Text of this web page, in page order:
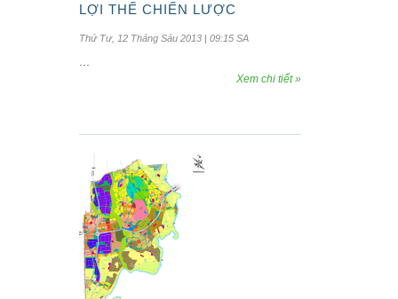
LỢI THẾ CHIẾN LƯỢC
Thứ Tư, 12 Tháng Sáu 2013 | 09:15 SA
Xem chi tiết »